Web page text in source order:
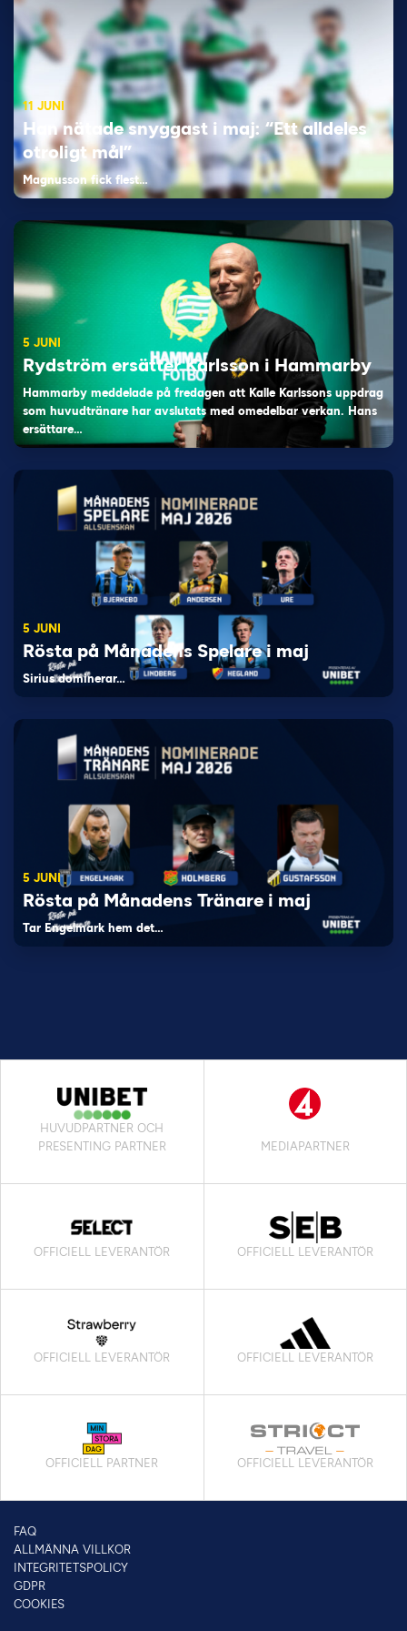
11 JUNI
Han nätade snyggast i maj: “Ett alldeles
otroligt mål”
Magnusson fick flest…
5 JUNI
Rydström ersätter Karlsson i Hammarby
Hammarby meddelade på fredagen att Kalle Karlssons uppdrag
som huvudtränare har avslutats med omedelbar verkan. Hans
ersättare…
5 JUNI
Rösta på Månadens Spelare i maj
Sirius dominerar…
5 JUNI
Rösta på Månadens Tränare i maj
Tar Engelmark hem det…
HUVUDPARTNER OCH
PRESENTING PARTNER
MEDIAPARTNER
OFFICIELL LEVERANTÖR OFFICIELL LEVERANTÖR
OFFICIELL LEVERANTÖR OFFICIELL LEVERANTÖR
OFFICIELL PARTNER OFFICIELL LEVERANTÖR
FAQ
ALLMÄNNA VILLKOR
INTEGRITETSPOLICY
GDPR
COOKIES